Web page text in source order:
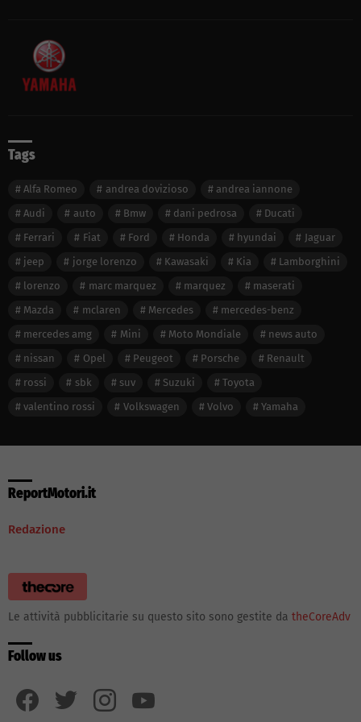
Tags
Alfa Romeo andrea dovizioso
andrea iannone
Audi
auto Bmw dani pedrosa
Ducati
Ferrari
Fiat Ford Honda hyundai
Jaguar
jeep
jorge lorenzo Kawasaki Kia
Lamborghini
lorenzo
marc marquez marquez
maserati
Mazda
mclaren Mercedes
mercedes-benz
mercedes amg
Mini Moto Mondiale
news auto
nissan
Opel Peugeot Porsche
Renault
rossi
sbk suv Suzuki
Toyota
valentino rossi
Volkswagen Volvo Yamaha
ReportMotori.it
Redazione
Le attività pubblicitarie su questo sito sono gestite da theCoreAdv
Follow us